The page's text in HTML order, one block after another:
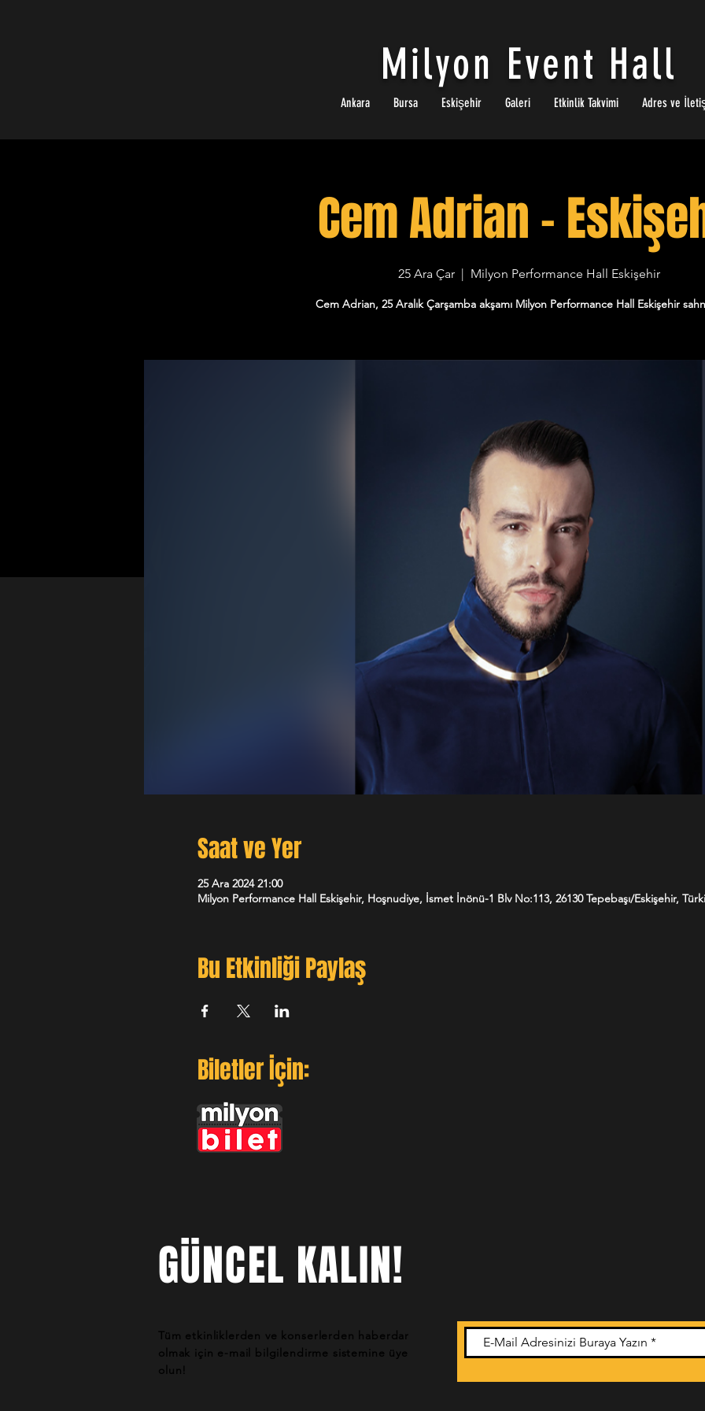
Ankara Bursa Eskişehir Galeri Etkinlik Takvimi Adres ve
Milyon Event Hall
Cem Adrian -
25 Ara Çar
  |
Milyon Performance Hall Eskişehir
Cem Adrian, 25 Aralık Çarşamba akşamı Milyon Performance Hall Eskişehir
Saat ve Yer
25 Ara 2024 21:00
Milyon Performance Hall Eskişehir, Hoşnudiye, İsmet İnönü-1 Blv No:113, 26130 Tepebaşı/Eskişehir,
Bu Etkinliği Paylaş
Biletler İçin:
GÜNCEL KALIN!
Tüm etkinliklerden ve konserlerden haberdar
olmak için e-mail bilgilendirme sistemine üye
olun!